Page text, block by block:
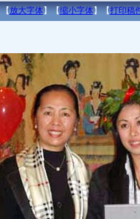
【放大字体】【缩小字体】【打印稿